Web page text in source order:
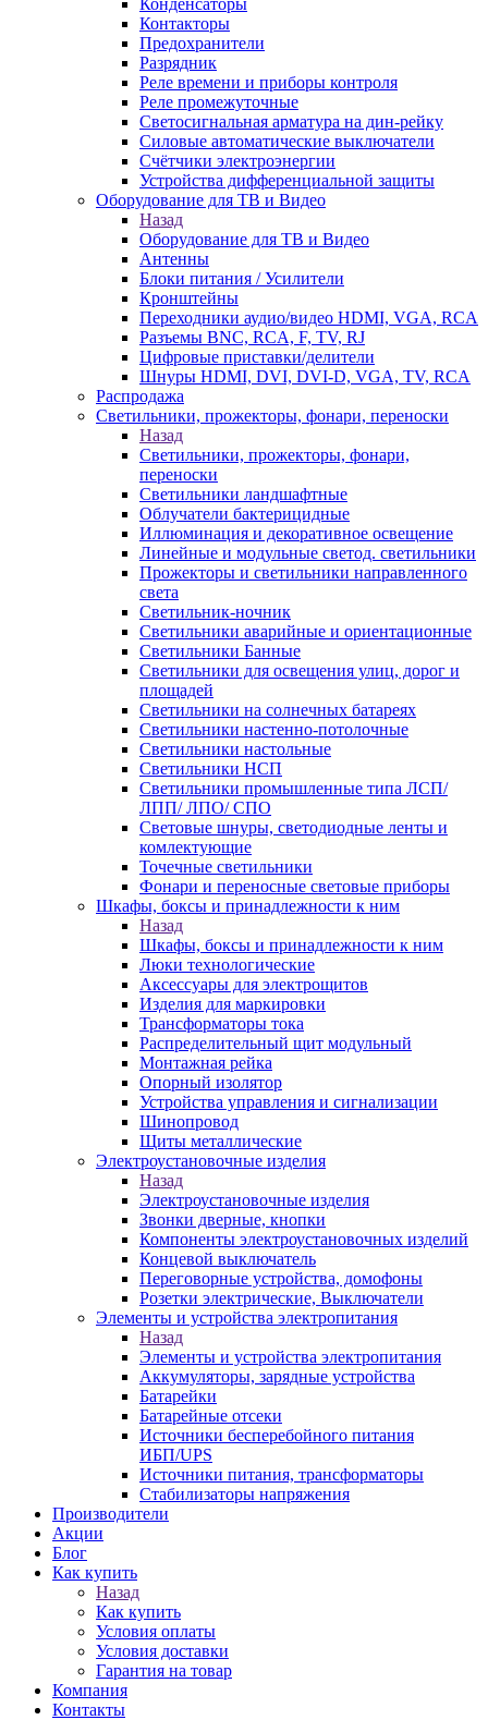
Конденсаторы
Контакторы
Предохранители
Разрядник
Реле времени и приборы контроля
Реле промежуточные
Светосигнальная арматура на дин-рейку
Силовые автоматические выключатели
Счётчики электроэнергии
Устройства дифференциальной защиты
Оборудование для ТВ и Видео
Назад
Оборудование для ТВ и Видео
Антенны
Блоки питания / Усилители
Кронштейны
Переходники аудио/видео HDMI, VGA, RCA
Разъемы BNС, RCA, F, TV, RJ
Цифровые приставки/делители
Шнуры HDMI, DVI, DVI-D, VGA, TV, RCA
Распродажа
Светильники, прожекторы, фонари, переноски
Назад
Светильники, прожекторы, фонари,
переноски
Светильники ландшафтные
Облучатели бактерицидные
Иллюминация и декоративное освещение
Линейные и модульные светод. светильники
Прожекторы и светильники направленного
света
Светильник-ночник
Светильники аварийные и ориентационные
Светильники Банные
Светильники для освещения улиц, дорог и
площадей
Светильники на солнечных батареях
Светильники настенно-потолочные
Светильники настольные
Светильники НСП
Светильники промышленные типа ЛСП/
ЛПП/ ЛПО/ СПО
Световые шнуры, светодиодные ленты и
комлектующие
Точечные светильники
Фонари и переносные световые приборы
Шкафы, боксы и принадлежности к ним
Назад
Шкафы, боксы и принадлежности к ним
Люки технологические
Аксессуары для электрощитов
Изделия для маркировки
Трансформаторы тока
Распределительный щит модульный
Монтажная рейка
Опорный изолятор
Устройства управления и сигнализации
Шинопровод
Щиты металлические
Электроустановочные изделия
Назад
Электроустановочные изделия
Звонки дверные, кнопки
Компоненты электроустановочных изделий
Концевой выключатель
Переговорные устройства, домофоны
Розетки электрические, Выключатели
Элементы и устройства электропитания
Назад
Элементы и устройства электропитания
Аккумуляторы, зарядные устройства
Батарейки
Батарейные отсеки
Источники бесперебойного питания
ИБП/UPS
Источники питания, трансформаторы
Стабилизаторы напряжения
Производители
Акции
Блог
Как купить
Назад
Как купить
Условия оплаты
Условия доставки
Гарантия на товар
Компания
Контакты